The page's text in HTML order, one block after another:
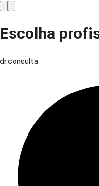
Escolha
dr.consulta